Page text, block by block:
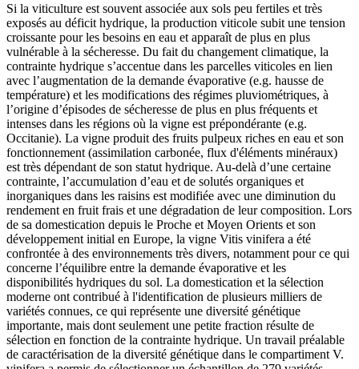
Si la viticulture est souvent associée aux sols peu fertiles et très
exposés au déficit hydrique, la production viticole subit une tension
croissante pour les besoins en eau et apparaît de plus en plus
vulnérable à la sécheresse. Du fait du changement climatique, la
contrainte hydrique s’accentue dans les parcelles viticoles en lien
avec l’augmentation de la demande évaporative (e.g. hausse de
température) et les modifications des régimes pluviométriques, à
l’origine d’épisodes de sécheresse de plus en plus fréquents et
intenses dans les régions où la vigne est prépondérante (e.g.
Occitanie). La vigne produit des fruits pulpeux riches en eau et son
fonctionnement (assimilation carbonée, flux d'éléments minéraux)
est très dépendant de son statut hydrique. Au-delà d’une certaine
contrainte, l’accumulation d’eau et de solutés organiques et
inorganiques dans les raisins est modifiée avec une diminution du
rendement en fruit frais et une dégradation de leur composition. Lors
de sa domestication depuis le Proche et Moyen Orients et son
développement initial en Europe, la vigne Vitis vinifera a été
confrontée à des environnements très divers, notamment pour ce qui
concerne l’équilibre entre la demande évaporative et les
disponibilités hydriques du sol. La domestication et la sélection
moderne ont contribué à l'identification de plusieurs milliers de
variétés connues, ce qui représente une diversité génétique
importante, mais dont seulement une petite fraction résulte de
sélection en fonction de la contrainte hydrique. Un travail préalable
de caractérisation de la diversité génétique dans le compartiment V.